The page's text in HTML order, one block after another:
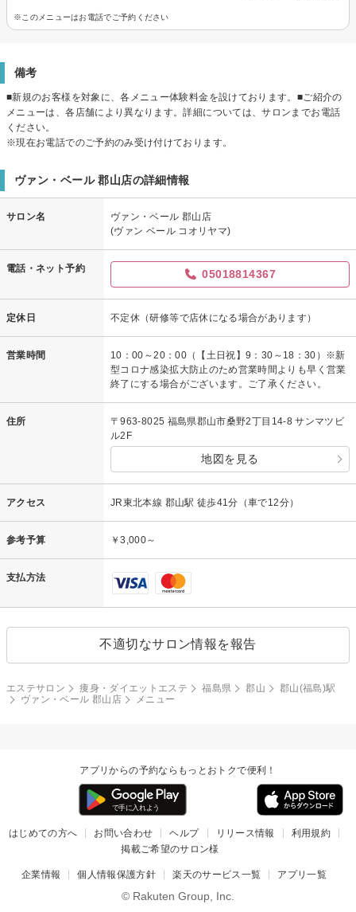
※このメニューはお電話でご予約ください
備考
■新規のお客様を対象に、各メニュー体験料金を設けております。■ご紹介の
メニューは、各店舗により異なります。詳細については、サロンまでお電話
ください。
※現在お電話でのご予約のみ受け付けております。
ヴァン・ベール 郡山店の詳細情報
サロン名
ヴァン・ベール 郡山店
(ヴァン ベール コオリヤマ)
電話・ネット予約 05018814367
定休日 不定休（研修等で店休になる場合があります）
営業時間
10：00～20：00（【土日祝】9：30～18：30）※新
型コロナ感染拡大防止のため営業時間よりも早く営業
終了にする場合がございます。ご了承ください。
住所
〒963-8025 福島県郡山市桑野2丁目14-8 サンマツビ
ル2F
地図を見る
アクセス JR東北本線 郡山駅 徒歩41分（車で12分）
参考予算 ￥3,000～
支払方法
不適切なサロン情報を報告
エステサロン 痩身・ダイエットエステ 福島県 郡山
郡山(福島)駅
ヴァン・ベール 郡山店
メニュー
アプリからの予約ならもっとおトクで便利！
はじめての方へ お問い合わせ ヘルプ リリース情報
利用規約
掲載ご希望のサロン様
企業情報 個人情報保護方針 楽天のサービス一覧 アプリ一覧
© Rakuten Group, Inc.